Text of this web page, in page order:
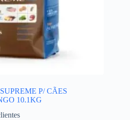
P/ CÃES
10.1KG